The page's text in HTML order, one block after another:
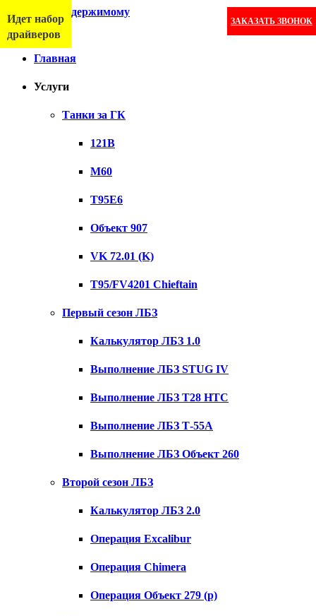
Перейти к содержимому
ЗАКАЗАТЬ ЗВОНОК
Меню
Главная
Услуги
Танки за ГК
121B
M60
T95E6
Объект 907
VK 72.01 (K)
T95/FV4201 Chieftain
Первый сезон ЛБЗ
Калькулятор ЛБЗ 1.0
Выполнение ЛБЗ STUG IV
Выполнение ЛБЗ T28 HTC
Выполнение ЛБЗ Т-55А
Выполнение ЛБЗ Объект 260
Второй сезон ЛБЗ
Калькулятор ЛБЗ 2.0
Операция Excalibur
Операция Chimera
Операция Объект 279 (р)
Идет набор
драйверов